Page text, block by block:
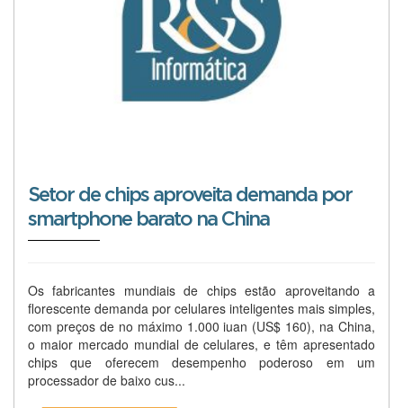
Setor de chips aproveita demanda por
smartphone barato na China
Os fabricantes mundiais de chips estão aproveitando a
florescente demanda por celulares inteligentes mais simples,
com preços de no máximo 1.000 iuan (US$ 160), na China,
o maior mercado mundial de celulares, e têm apresentado
chips que oferecem desempenho poderoso em um
processador de baixo cus...